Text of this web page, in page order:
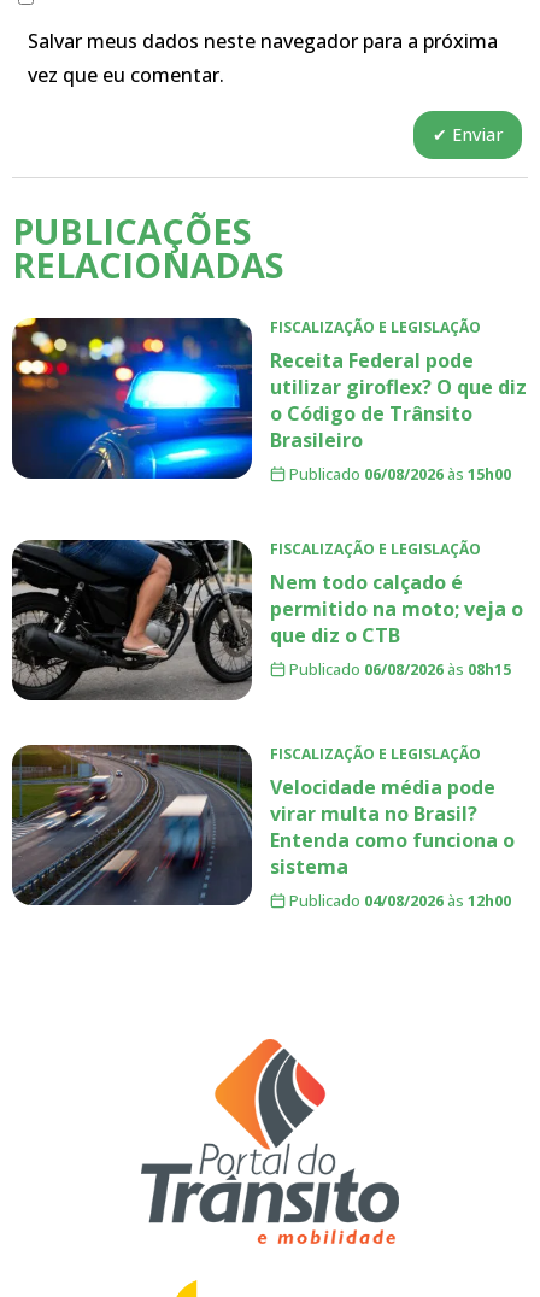
Salvar meus dados neste navegador para a próxima
vez que eu comentar.
PUBLICAÇÕES
RELACIONADAS
FISCALIZAÇÃO E LEGISLAÇÃO
Receita Federal pode
utilizar giroflex? O que diz
o Código de Trânsito
Brasileiro
Publicado 06/08/2026às 15h00
FISCALIZAÇÃO E LEGISLAÇÃO
Nem todo calçado é
permitido na moto; veja o
que diz o CTB
Publicado 06/08/2026às 08h15
FISCALIZAÇÃO E LEGISLAÇÃO
Velocidade média pode
virar multa no Brasil?
Entenda como funciona o
sistema
Publicado 04/08/2026às 12h00